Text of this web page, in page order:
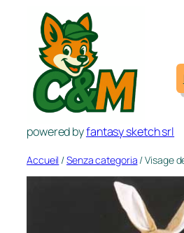
contenu
powered byfantasy sketch srl
Accueil /Senza categoria / Visage